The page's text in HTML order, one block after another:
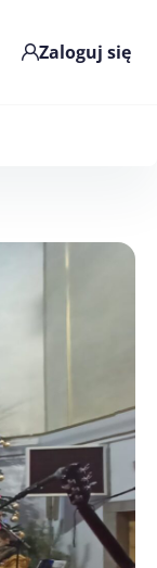
Zaloguj się